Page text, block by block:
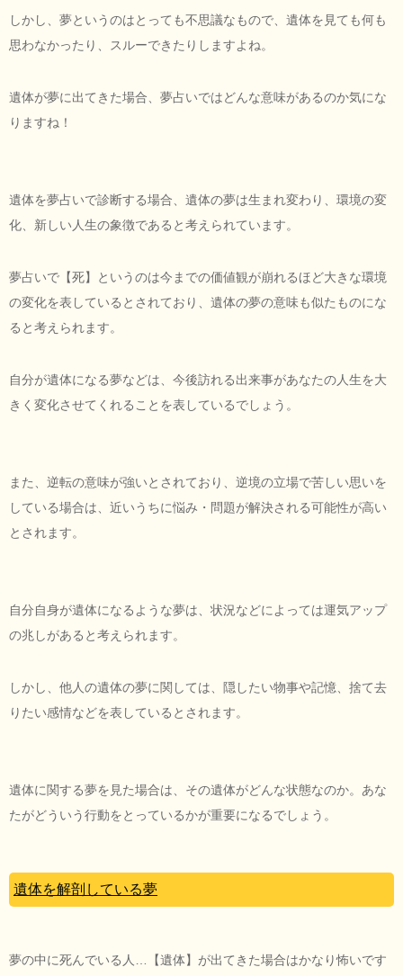
しかし、夢というのはとっても不思議なもので、遺体を見ても何も
思わなかったり、スルーできたりしますよね。
遺体が夢に出てきた場合、夢占いではどんな意味があるのか気にな
りますね！
遺体を夢占いで診断する場合、遺体の夢は生まれ変わり、環境の変
化、新しい人生の象徴であると考えられています。
夢占いで【死】というのは今までの価値観が崩れるほど大きな環境
の変化を表しているとされており、遺体の夢の意味も似たものにな
ると考えられます。
自分が遺体になる夢などは、今後訪れる出来事があなたの人生を大
きく変化させてくれることを表しているでしょう。
また、逆転の意味が強いとされており、逆境の立場で苦しい思いを
している場合は、近いうちに悩み・問題が解決される可能性が高い
とされます。
自分自身が遺体になるような夢は、状況などによっては運気アップ
の兆しがあると考えられます。
しかし、他人の遺体の夢に関しては、隠したい物事や記憶、捨て去
りたい感情などを表しているとされます。
遺体に関する夢を見た場合は、その遺体がどんな状態なのか。あな
たがどういう行動をとっているかが重要になるでしょう。
遺体を解剖している夢
夢の中に死んでいる人…【遺体】が出てきた場合はかなり怖いです